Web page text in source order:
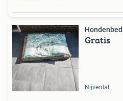
Gratis
Nijverdal